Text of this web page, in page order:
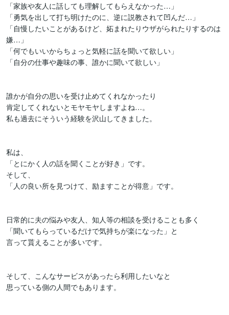
「家族や友人に話しても理解してもらえなかった…」
「勇気を出して打ち明けたのに、逆に説教されて凹んだ…」
「自慢したいことがあるけど、妬まれたりウザがられたりするのは
嫌…」
「何でもいいからちょっと気軽に話を聞いて欲しい」
「自分の仕事や趣味の事、誰かに聞いて欲しい」
誰かが自分の思いを受け止めてくれなかったり
肯定してくれないとモヤモヤしますよね…。
私も過去にそういう経験を沢山してきました。
私は、
「とにかく人の話を聞くことが好き」です。
そして、
「人の良い所を見つけて、励ますことが得意」です。
日常的に夫の悩みや友人、知人等の相談を受けることも多く
「聞いてもらっているだけで気持ちが楽になった」と
言って貰えることが多いです。
そして、こんなサービスがあったら利用したいなと
思っている側の人間でもあります。